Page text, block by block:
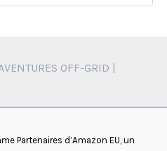
OFF-GRID |
Partenaires d’Amazon EU, un